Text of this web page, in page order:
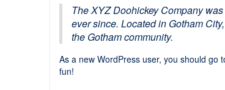
The XYZ Doohickey Company
ever since. Located in Gotham
the Gotham community.
As a new WordPress user, you should go
fun!